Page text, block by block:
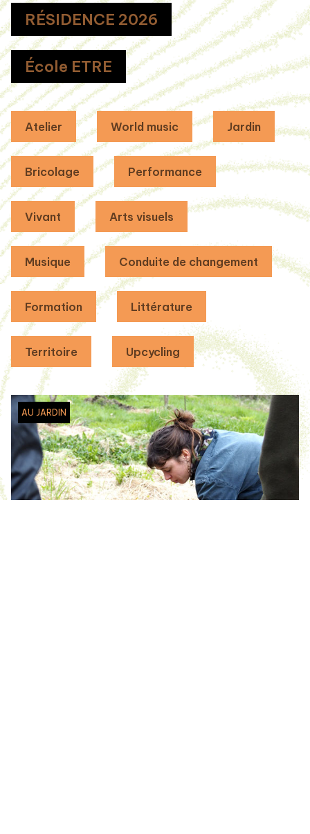
RÉSIDENCE 2026
École ETRE
Atelier World music Jardin
Bricolage Performance
Vivant Arts visuels
Musique Conduite de changement
Formation Littérature
Territoire Upcycling
AU JARDIN